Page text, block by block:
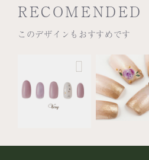
このデザインもおすすめです